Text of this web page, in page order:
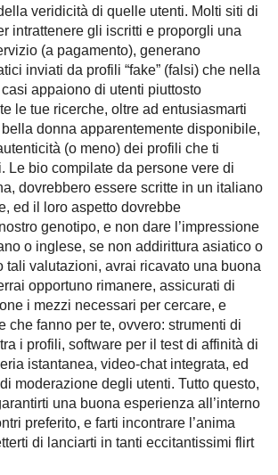
veridicità di quelle utenti. Molti siti di
intrattenere gli iscritti e proporgli una
(a pagamento), generano
inviati da profili “fake” (falsi) che nella
appaiono di utenti piuttosto
le tue ricerche, oltre ad entusiasmarti
donna apparentemente disponibile,
(o meno) dei profili che ti
Le bio compilate da persone vere di
dovrebbero essere scritte in un italiano
ed il loro aspetto dovrebbe
genotipo, e non dare l’impressione
o inglese, se non addirittura asiatico o
tali valutazioni, avrai ricavato una buona
opportuno rimanere, assicurati di
i mezzi necessari per cercare, e
che fanno per te, ovvero: strumenti di
i profili, software per il test di affinità di
istantanea, video-chat integrata, ed
moderazione degli utenti. Tutto questo,
una buona esperienza all’interno
preferito, e farti incontrare l’anima
di lanciarti in tanti eccitantissimi flirt